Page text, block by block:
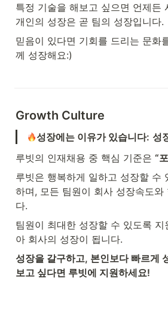
특정 기술을 해보고 싶으면 언제든
개인의 성장은 곧 팀의 성장입니다.
믿음이 있다면 기회를 드리는 문화
께 성장해요:)
Growth Culture
성장에는 이유가 있습니다: 성
루빗의 인재채용 중 핵심 기준은 “
루빗은 행복하게 일하고 성장할 수
하며, 모든 팀원이 회사 성장속도와
다.
팀원이 최대한 성장할 수 있도록
아 회사의 성장이 됩니다.
성장을 갈구하고, 본인보다 빠르게
보고 싶다면 루빗에 지원하세요!